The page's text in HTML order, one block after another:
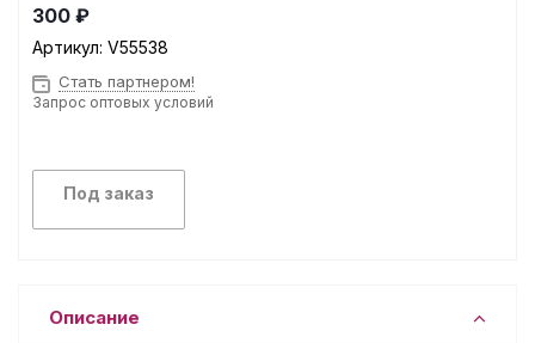
300 ₽
Артикул: V55538
Стать партнером!
Запрос оптовых условий
Под заказ
Описание